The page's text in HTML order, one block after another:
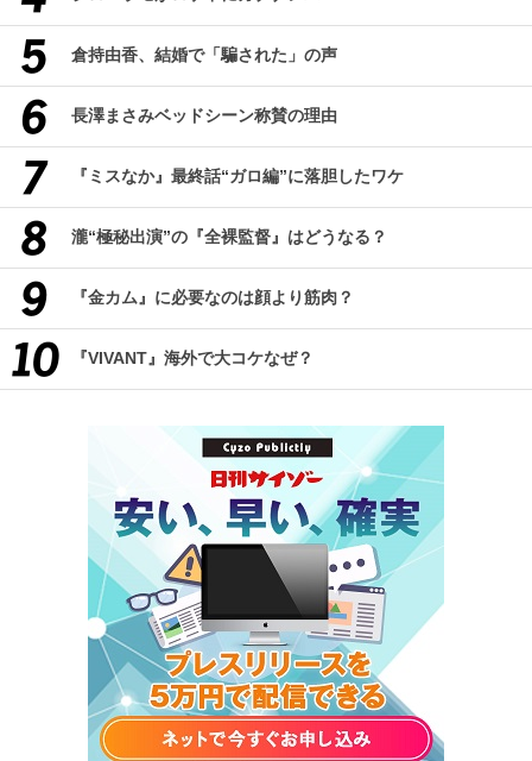
倉持由香、結婚で「騙された」の声
長澤まさみベッドシーン称賛の理由
『ミスなか』最終話“ガロ編”に落胆したワケ
瀧“極秘出演”の『全裸監督』はどうなる？
『金カム』に必要なのは顔より筋肉？
『VIVANT』海外で大コケなぜ？